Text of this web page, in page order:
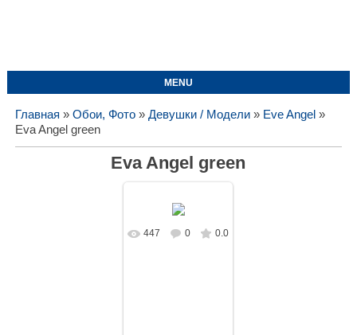
MENU
Главная » Обои, Фото» Девушки / Модели» Eve Angel »
Eva Angel green
Eva Angel green
В реальном
447 0 0.0